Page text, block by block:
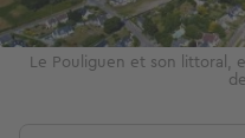
Le Pouliguen et son littoral,